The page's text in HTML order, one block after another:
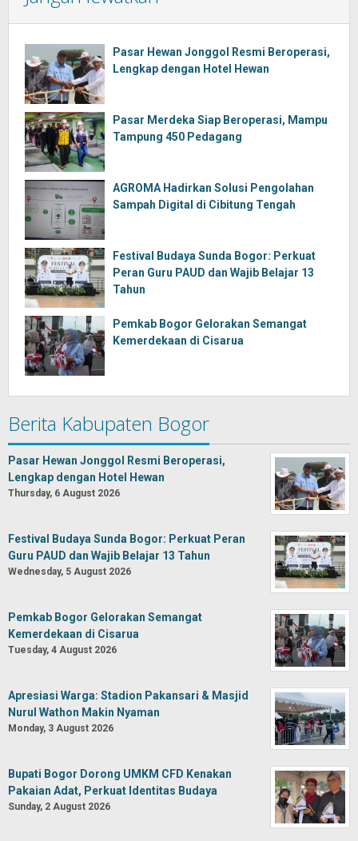
Pasar Hewan Jonggol Resmi Beroperasi,
Lengkap dengan Hotel Hewan
Pasar Merdeka Siap Beroperasi, Mampu
Tampung 450 Pedagang
AGROMA Hadirkan Solusi Pengolahan
Sampah Digital di Cibitung Tengah
Festival Budaya Sunda Bogor: Perkuat
Peran Guru PAUD dan Wajib Belajar 13
Tahun
Pemkab Bogor Gelorakan Semangat
Kemerdekaan di Cisarua
Berita Kabupaten Bogor
Pasar Hewan Jonggol Resmi Beroperasi,
Lengkap dengan Hotel Hewan
Thursday, 6 August 2026
Festival Budaya Sunda Bogor: Perkuat Peran
Guru PAUD dan Wajib Belajar 13 Tahun
Wednesday, 5 August 2026
Pemkab Bogor Gelorakan Semangat
Kemerdekaan di Cisarua
Tuesday, 4 August 2026
Apresiasi Warga: Stadion Pakansari & Masjid
Nurul Wathon Makin Nyaman
Monday, 3 August 2026
Bupati Bogor Dorong UMKM CFD Kenakan
Pakaian Adat, Perkuat Identitas Budaya
Sunday, 2 August 2026